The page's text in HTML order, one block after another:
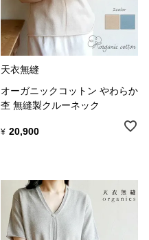
天衣無縫
オーガニックコットン やわらか
杢 無縫製クルーネック
¥ 20,900